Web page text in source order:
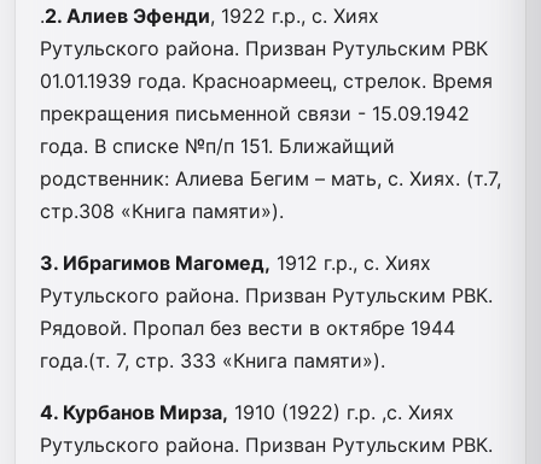
.2. Алиев Эфенди, 1922 г.р., с. Хиях
Рутульского района. Призван Рутульским РВК
01.01.1939 года. Красноармеец, стрелок. Время
прекращения письменной связи - 15.09.1942
года. В списке №п/п 151. Ближайщий
родственник: Алиева Бегим – мать, с. Хиях. (т.7,
стр.308 «Книга памяти»).
3. Ибрагимов Магомед, 1912 г.р., с. Хиях
Рутульского района. Призван Рутульским РВК.
Рядовой. Пропал без вести в октябре 1944
года.(т. 7, стр. 333 «Книга памяти»).
4. Курбанов Мирза, 1910 (1922) г.р. ,с. Хиях
Рутульского района. Призван Рутульским РВК.